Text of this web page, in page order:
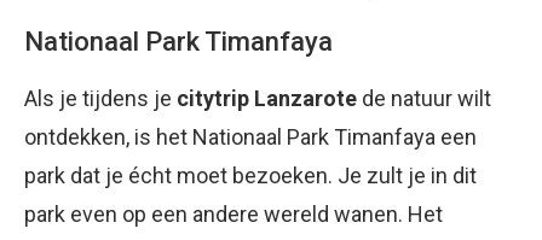
Nationaal Park Timanfaya
Als je tijdens je citytrip Lanzarote de natuur wilt
ontdekken, is het Nationaal Park Timanfaya een
park dat je écht moet bezoeken. Je zult je in dit
park even op een andere wereld wanen. Het